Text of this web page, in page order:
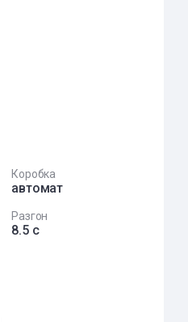
Коробка
автомат
Разгон
8.5 с